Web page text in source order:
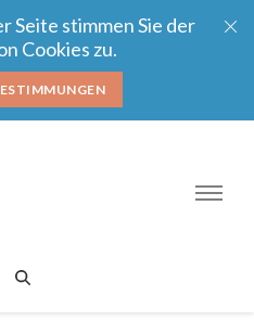
Seite stimmen Sie der
Cookies zu.